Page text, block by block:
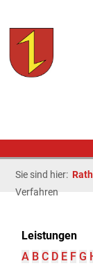
Sie sind hier:
Verfahren
Leistungen
A B C D E F G